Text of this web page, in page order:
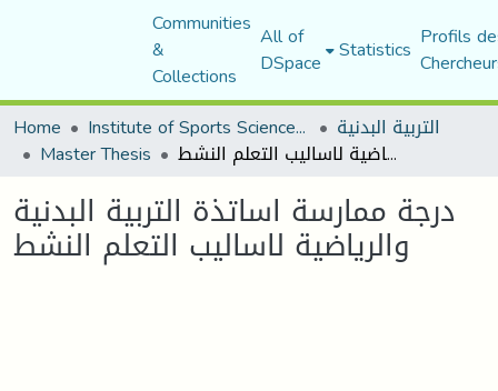
Communities
&
Collections
All of
DSpace Statistics Profils
Home
Institute of Sports Sciences and Techniques التربية البدنية
Master Thesis درجة ممارسة اساتذة التربية البدنية والرياضية لاساليب التعلم النشط
درجة ممارسة اساتذة التربية البدنية
والرياضية لاساليب التعلم النشط